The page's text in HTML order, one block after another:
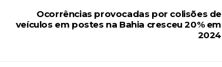
Ocorrências provocadas por colisões de
veículos em postes na Bahia cresceu 20% em
2024